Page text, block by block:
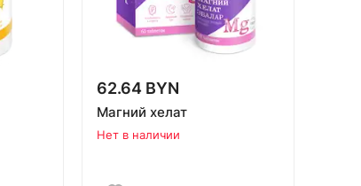
62.64 BYN
Магний хелат
Нет в наличии